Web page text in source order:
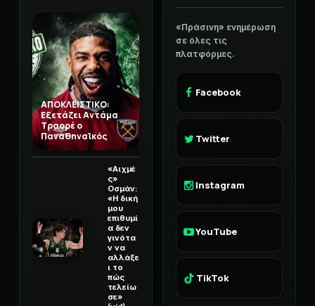
ΑΠΟΚΛΕΙΣΤΙΚΟ:
Εξετάζει Αντάμα
Τραορέ ο
Παναθηναϊκός
«Αιχμέ
ς»
Οσμάν:
«Η δική
μου
επιθυμί
α δεν
γινότα
ν να
αλλάξε
ι το
πώς
τελείω
σε»
«Πράσινη» ενημέρωση
σε όλες τις
πλατφόρμες.
Facebook
Twitter
Instagram
YouTube
TikTok